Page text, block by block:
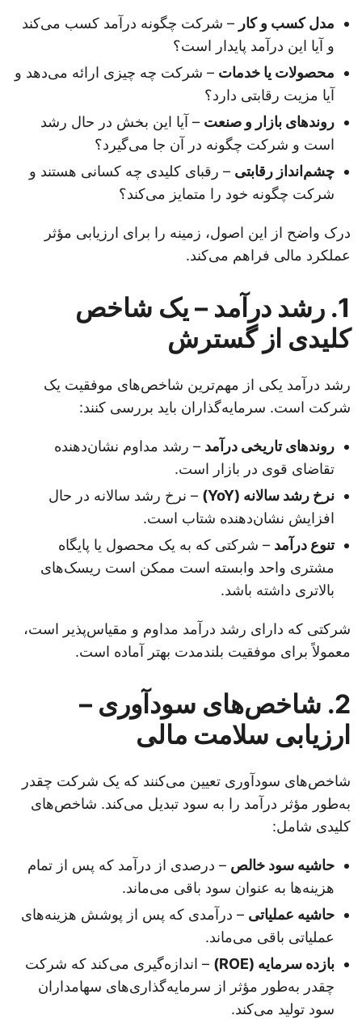
مدل کسب و کار – شرکت چگونه درآمد کسب می‌کند
و آیا این درآمد پایدار است؟
محصولات یا خدمات – شرکت چه چیزی ارائه می‌دهد و
آیا مزیت رقابتی دارد؟
روندهای بازار و صنعت – آیا این بخش در حال رشد
است و شرکت چگونه در آن جا می‌گیرد؟
چشم‌انداز رقابتی – رقبای کلیدی چه کسانی هستند و
شرکت چگونه خود را متمایز می‌کند؟
درک واضح از این اصول، زمینه را برای ارزیابی مؤثر
عملکرد مالی فراهم می‌کند.
1. رشد درآمد – یک شاخص
کلیدی از گسترش
رشد درآمد یکی از مهم‌ترین شاخص‌های موفقیت یک
شرکت است. سرمایه‌گذاران باید بررسی کنند:
روندهای تاریخی درآمد – رشد مداوم نشان‌دهنده
تقاضای قوی در بازار است.
نرخ رشد سالانه (YoY)
– نرخ رشد سالانه در حال
افزایش نشان‌دهنده شتاب است.
تنوع درآمد – شرکتی که به یک محصول یا پایگاه
مشتری واحد وابسته است ممکن است ریسک‌های
بالاتری داشته باشد.
شرکتی که دارای رشد درآمد مداوم و مقیاس‌پذیر است،
معمولاً برای موفقیت بلندمدت بهتر آماده است.
2. شاخص‌های سودآوری –
ارزیابی سلامت مالی
شاخص‌های سودآوری تعیین می‌کنند که یک شرکت چقدر
به‌طور مؤثر درآمد را به سود تبدیل می‌کند. شاخص‌های
کلیدی شامل:
حاشیه سود خالص – درصدی از درآمد که پس از تمام
هزینه‌ها به عنوان سود باقی می‌ماند.
حاشیه عملیاتی – درآمدی که پس از پوشش هزینه‌های
عملیاتی باقی می‌ماند.
بازده سرمایه (ROE)
– اندازه‌گیری می‌کند که شرکت
چقدر به‌طور مؤثر از سرمایه‌گذاری‌های سهامداران
سود تولید می‌کند.